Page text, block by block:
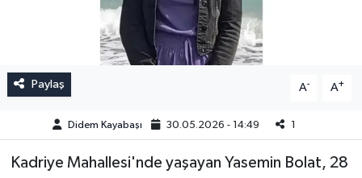
Paylaş A- A+
Didem Kayabaşı 30.05.2026 - 14:49 1
Kadriye Mahallesi'nde yaşayan Yasemin Bolat, 28